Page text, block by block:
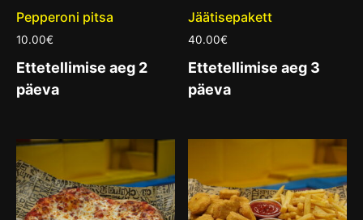
Pepperoni pitsa
10.00€
Ettetellimise aeg 2
päeva
Jäätisepakett
40.00€
Ettetellimise aeg 3
päeva